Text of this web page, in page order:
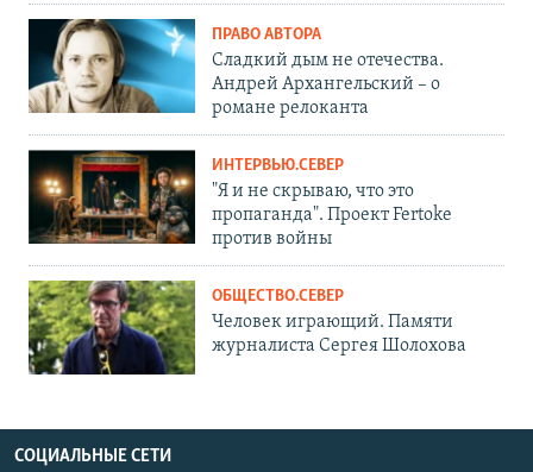
ПРАВО АВТОРА
Сладкий дым не отечества.
Андрей Архангельский – о
романе релоканта
ИНТЕРВЬЮ.СЕВЕР
"Я и не скрываю, что это
пропаганда". Проект Fertoke
против войны
ОБЩЕСТВО.СЕВЕР
Человек играющий. Памяти
журналиста Сергея Шолохова
СОЦИАЛЬНЫЕ СЕТИ